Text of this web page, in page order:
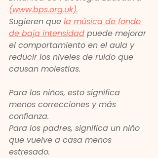
(www.bps.org.uk).
Sugieren que la música de fondo
de baja intensidad puede mejorar
el comportamiento en el aula y
reducir los niveles de ruido que
causan molestias.
Para los niños, esto significa
menos correcciones y más
confianza.
Para los padres, significa un niño
que vuelve a casa menos
estresado.